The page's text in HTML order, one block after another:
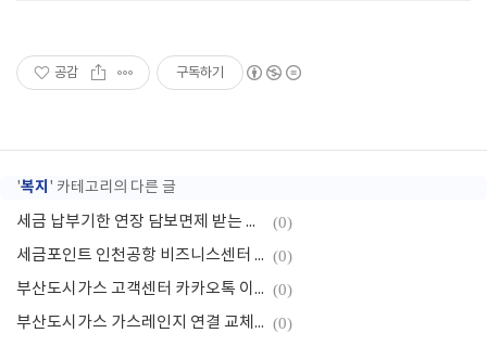
공감 구독하기
'복지 ' 카테고리의 다른 글
세금 납부기한 연장 담보면제 받는 방법 (0)
세금포인트 인천공항 비즈니스센터 이용방법 (0)
부산도시가스 고객센터 카카오톡 이용하는 방법 (0)
부산도시가스 가스레인지 연결 교체 비용 (0)